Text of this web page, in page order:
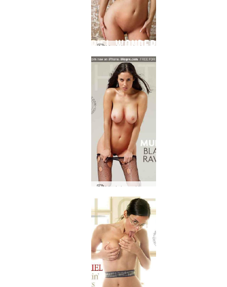
Muriel underbar
Muriel svart korp